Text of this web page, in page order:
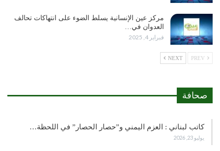
مركز عين الإنسانية يسلط الضوء على انتهاكات تحالف
العدوان في…
فبراير 4, 2025
NEXT
صحافة
كاتب لبناني : العزم اليمني و”حصار الحصار” في اللحظة…
يوليو 23, 2026